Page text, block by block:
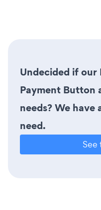
Undecided if our
Payment Button
needs? We have
need.
See